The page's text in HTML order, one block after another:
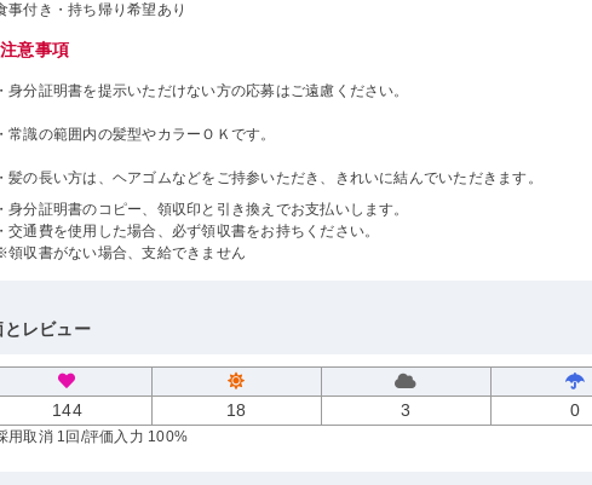
事付き・持ち帰り希望あり
注意事項
・身分証明書を提示いただけない方の応募はご遠慮ください。
・常識の範囲内の髪型やカラーＯＫです。
・髪の長い方は、ヘアゴムなどをご持参いただき、きれいに結んでいただきます。
・身分証明書のコピー、領収印と引き換えでお支払いします。
・交通費を使用した場合、必ず領収書をお持ちください。
領収書がない場合、支給できません
とレビュー
144 18 3 0
用取消 1回 /評価入力 100%